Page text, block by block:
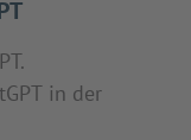
in der